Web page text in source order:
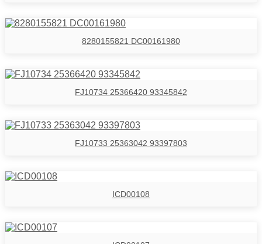
8280155821 DC00161980
FJ10734 25366420 93345842
FJ10733 25363042 93397803
ICD00108